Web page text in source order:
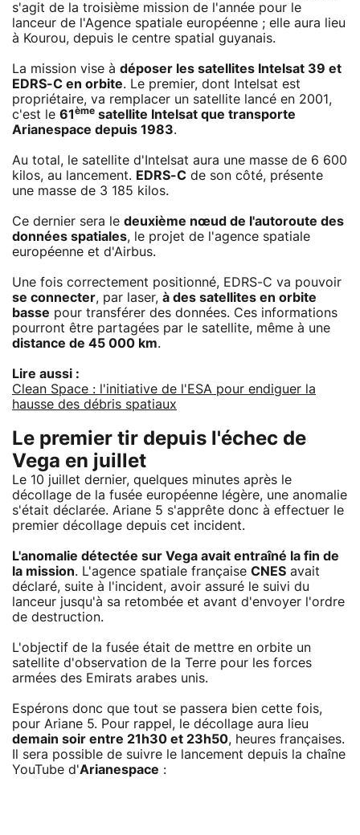
s'agit de la troisième mission de l'année pour le
lanceur de l'Agence spatiale européenne ; elle aura lieu
à Kourou, depuis le centre spatial guyanais.
La mission vise à déposer les satellites Intelsat 39 et
EDRS-C en orbite. Le premier, dont Intelsat est
propriétaire, va remplacer un satellite lancé en 2001,
c'est le 61 ème satellite Intelsat que transporte
Arianespace depuis 1983.
Au total, le satellite d'Intelsat aura une masse de 6 600
kilos, au lancement. EDRS-C de son côté, présente
une masse de 3 185 kilos.
Ce dernier sera le deuxième nœud de l'autoroute des
données spatiales, le projet de l'agence spatiale
européenne et d'Airbus.
Une fois correctement positionné, EDRS-C va pouvoir
se connecter, par laser, à des satellites en orbite
basse pour transférer des données. Ces informations
pourront être partagées par le satellite, même à une
distance de 45 000 km.
Lire aussi :
Clean Space : l'initiative de l'ESA pour endiguer la
hausse des débris spatiaux
Le premier tir depuis l'échec de
Vega en juillet
Le 10 juillet dernier, quelques minutes après le
décollage de la fusée européenne légère, une anomalie
s'était déclarée. Ariane 5 s'apprête donc à effectuer le
premier décollage depuis cet incident.
L'anomalie détectée sur Vega avait entraîné la fin de
la mission. L'agence spatiale française CNES avait
déclaré, suite à l'incident, avoir assuré le suivi du
lanceur jusqu'à sa retombée et avant d'envoyer l'ordre
de destruction.
L'objectif de la fusée était de mettre en orbite un
satellite d'observation de la Terre pour les forces
armées des Emirats arabes unis.
Espérons donc que tout se passera bien cette fois,
pour Ariane 5. Pour rappel, le décollage aura lieu
demain soir entre 21h30 et 23h50, heures françaises.
Il sera possible de suivre le lancement depuis la chaîne
YouTube d'Arianespace :